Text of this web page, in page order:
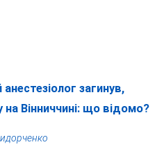
загинув,
Вінниччині: що відомо?